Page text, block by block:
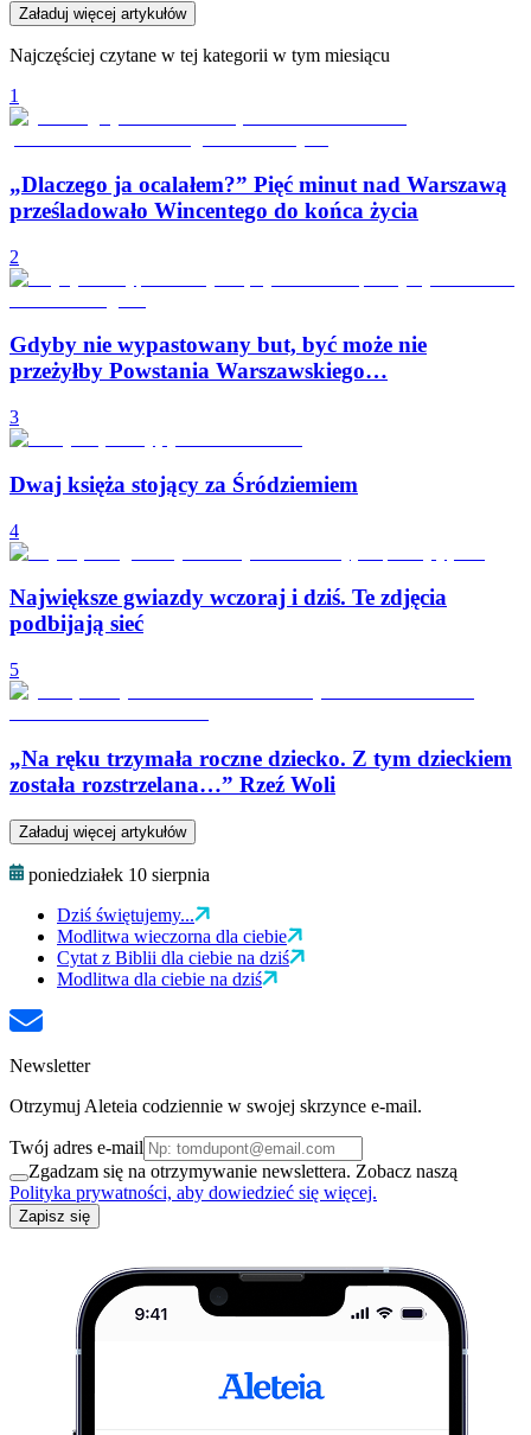
Załaduj więcej artykułów
Najczęściej czytane w tej kategorii w tym miesiącu
1
„Dlaczego ja ocalałem?” Pięć minut nad Warszawą
prześladowało Wincentego do końca życia
2
Gdyby nie wypastowany but, być może nie
przeżyłby Powstania Warszawskiego…
3
Dwaj księża stojący za Śródziemiem
4
Największe gwiazdy wczoraj i dziś. Te zdjęcia
podbijają sieć
5
„Na ręku trzymała roczne dziecko. Z tym dzieckiem
została rozstrzelana…” Rzeź Woli
Załaduj więcej artykułów
poniedziałek 10 sierpnia
Dziś świętujemy...
Modlitwa wieczorna dla ciebie
Cytat z Biblii dla ciebie na dziś
Modlitwa dla ciebie na dziś
Newsletter
Otrzymuj Aleteia codziennie w swojej skrzynce e-mail.
Twój adres e-mail
Zgadzam się na otrzymywanie newslettera. Zobacz naszą
Polityka prywatności, aby dowiedzieć się więcej.
Zapisz się